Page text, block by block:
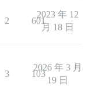
2 601
2023 年 12
月 18 日
3 103
2026 年 3 月
19 日